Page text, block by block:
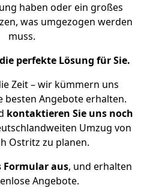
haben oder ein großes
was umgezogen werden
muss.
perfekte Lösung für Sie.
Zeit – wir kümmern uns
besten Angebote erhalten.
kontaktieren Sie uns noch
Umzug von
Ostritz zu planen.
Formular aus, und erhalten
Angebote.